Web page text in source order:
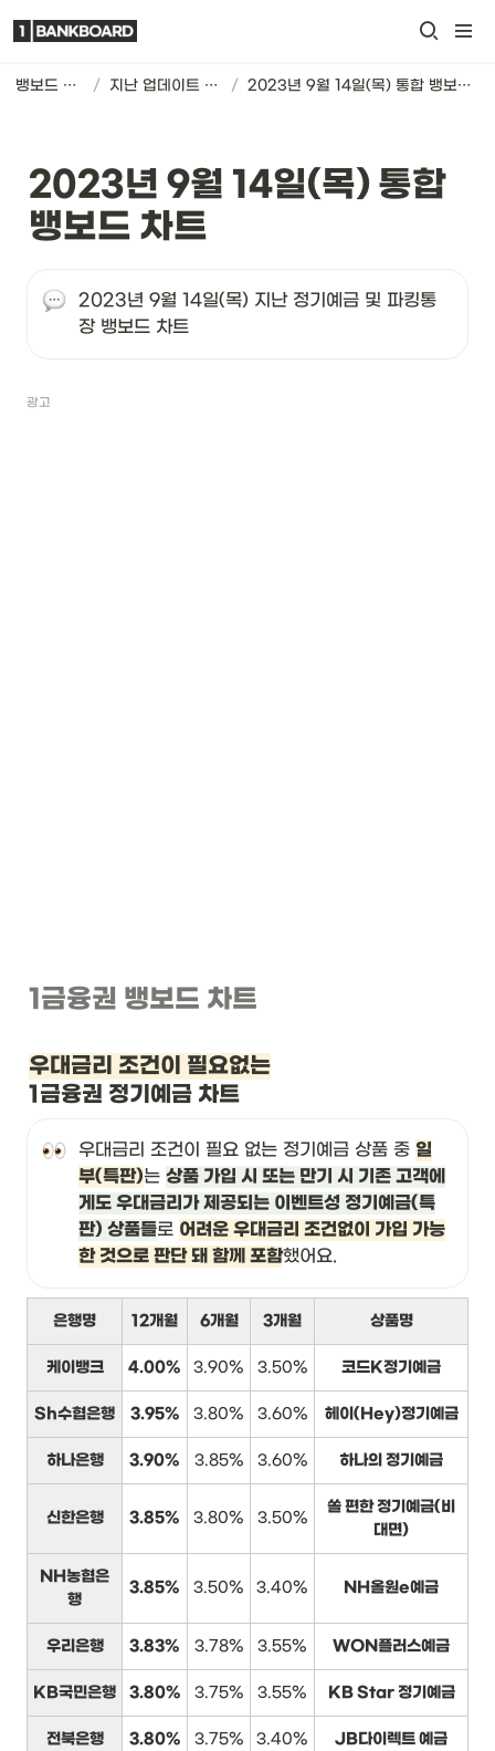
뱅보드 차트 / 지난 업데이트 기록 / 2023년 9월 14일(목) 통합 뱅보드 차트
2023년 9월 14일(목) 통합
뱅보드 차트
2023년 9월 14일(목) 지난 정기예금 및 파킹통
장 뱅보드 차트
광고
1금융권 뱅보드 차트
우대금리 조건이 필요없는
1금융권 정기예금 차트
우대금리 조건이 필요 없는 정기예금 상품 중 일
부(특판)는 상품 가입 시 또는 만기 시 기존 고객에
게도 우대금리가 제공되는 이벤트성 정기예금(특
판) 상품들로 어려운 우대금리 조건없이 가입 가능
한 것으로 판단 돼 함께 포함했어요.
은행명 12개월 6개월 3개월 상품명
케이뱅크 4.00% 3.90% 3.50% 코드K정기예금
Sh수협은행 3.95% 3.80% 3.60% 헤이(Hey)정기예금
하나은행 3.90% 3.85% 3.60% 하나의 정기예금
신한은행 3.85% 3.80% 3.50%
쏠 편한 정기예금(비
대면)
NH농협은
행
3.85% 3.50% 3.40% NH올원e예금
우리은행 3.83% 3.78% 3.55% WON플러스예금
KB국민은행 3.80% 3.75% 3.55% KB Star 정기예금
전북은행 3.80% 3.75% 3.40% JB다이렉트 예금